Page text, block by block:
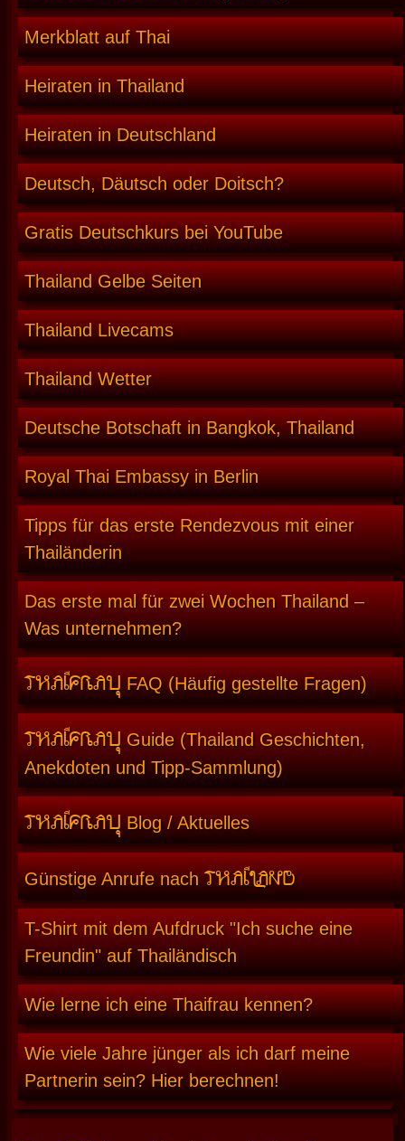
Merkblatt auf Thai
Heiraten in Thailand
Heiraten in Deutschland
Deutsch, Däutsch oder Doitsch?
Gratis Deutschkurs bei YouTube
Thailand Gelbe Seiten
Thailand Livecams
Thailand Wetter
Deutsche Botschaft in Bangkok, Thailand
Royal Thai Embassy in Berlin
Tipps für das erste Rendezvous mit einer
Thailänderin
Das erste mal für zwei Wochen Thailand –
Was unternehmen?
THAIFRAUFAQ (Häufig gestellte Fragen)
THAIFRAU Guide (Thailand Geschichten,
Anekdoten und Tipp-Sammlung)
THAIFRAUBlog / Aktuelles
Günstige Anrufe nachTHAILAND
T-Shirt mit dem Aufdruck "Ich suche eine
Freundin" auf Thailändisch
Wie lerne ich eine Thaifrau kennen?
Wie viele Jahre jünger als ich darf meine
Partnerin sein? Hier berechnen!